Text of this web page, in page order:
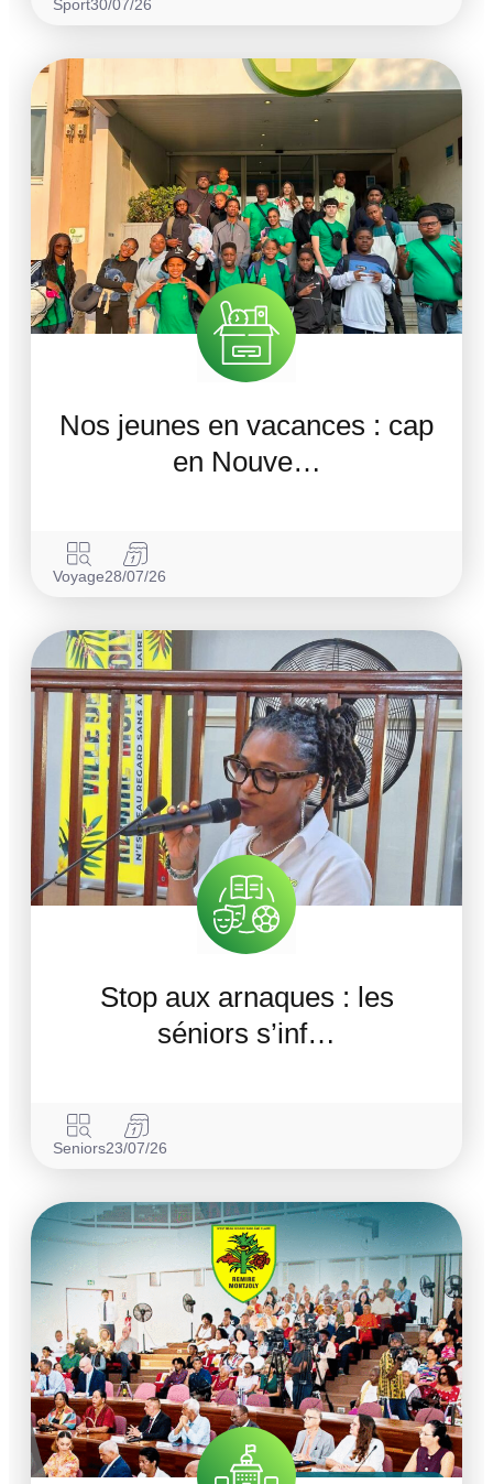
Sport30/07/26
Nos jeunes en vacances : cap
en Nouve…
Voyage28/07/26
Stop aux arnaques : les
séniors s’inf…
Seniors23/07/26